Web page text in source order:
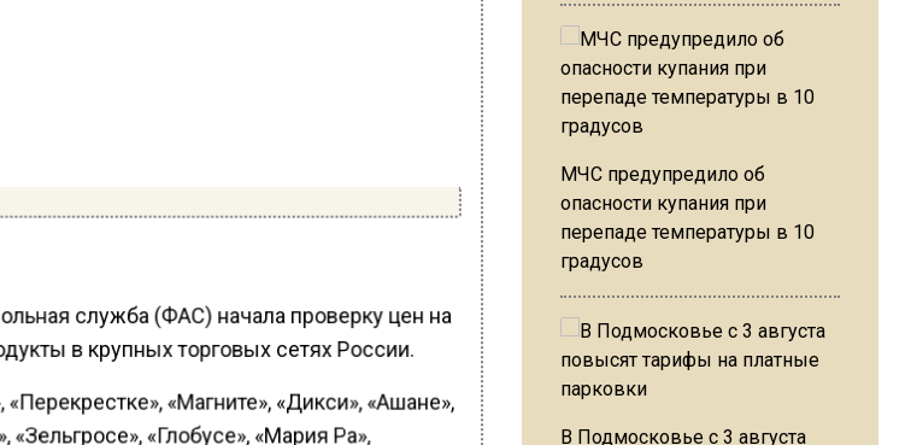
служба (ФАС) начала проверку цен на
в крупных торговых сетях России.
«Магните», «Дикси», «Ашане»,
«Зельгросе», «Глобусе», «Мария Ра»,
МЧС предупредило об
опасности купания при
перепаде температуры в 10
градусов
В Подмосковье с 3 августа